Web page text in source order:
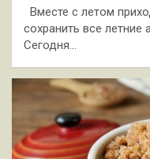
Вместе с летом
сохранить все
Сегодня…